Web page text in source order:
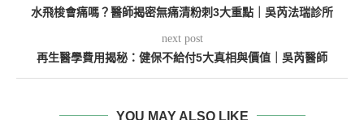
水飛梭會痛嗎？醫師揭密無痛清粉刺3大重點｜吳芮法瑞診所
next post
再生醫學費用揭秘：健保不給付5大真相與價值｜吳芮醫師
YOU MAY ALSO LIKE